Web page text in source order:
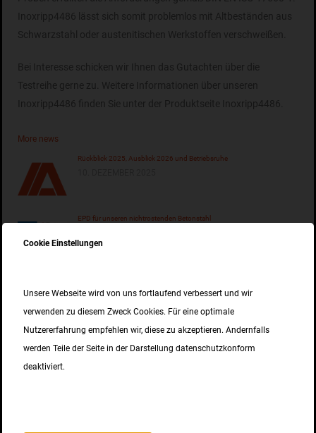
Inoxripp4486 lässt sich somit problemlos mit Altbeständen aus
Schwarzstahl oder austenitischen Werkstoffen verschweißen.
Bei Interesse schicken wir Ihnen das Gutachten über die
Testreihe gerne zu. Weitere Informationen über unseren
Inoxripp4486 finden Sie unter der Produktseite Inoxripp4486.
More news
Rückblick 2025, Ausblick 2026 und Betriebsruhe
EPD für unseren nichtrostenden Betonstahl
15. MAI 2025
news
Cookie Einstellungen
Unsere Webseite wird von uns fortlaufend verbessert und wir
verwenden zu diesem Zweck Cookies. Für eine optimale
Nutzererfahrung empfehlen wir, diese zu akzeptieren. Andernfalls
werden Teile der Seite in der Darstellung datenschutzkonform
deaktiviert.